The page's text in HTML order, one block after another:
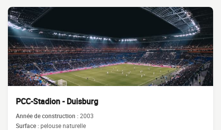
PCC-Stadion - Duisburg
Année de construction :2003
Surface :pelouse naturelle